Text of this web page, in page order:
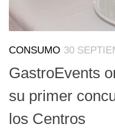
CONSUMO 30
GastroEvents
su primer
los Centros